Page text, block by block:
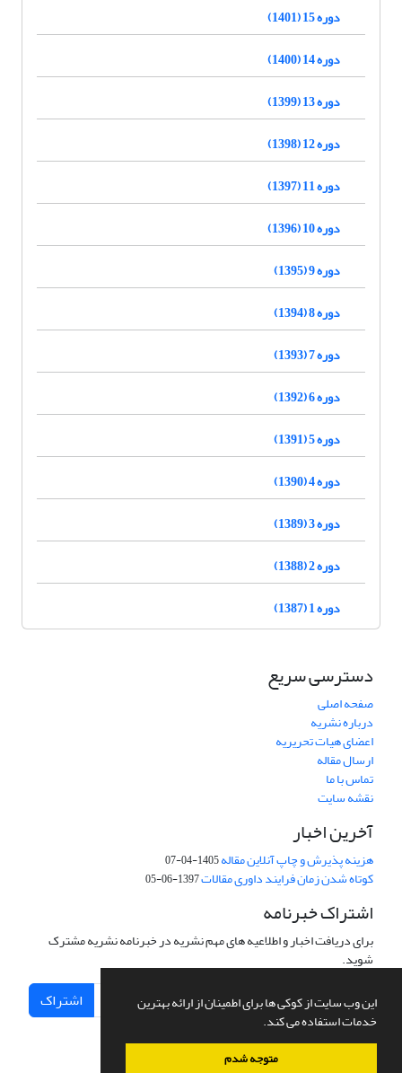
این وب سایت از کوکی ها برای اطمینان از ارائه بهترین
خدمات استفاده می کند.
متوجه شدم
دوره 15 (1401)
دوره 14 (1400)
دوره 13 (1399)
دوره 12 (1398)
دوره 11 (1397)
دوره 10 (1396)
دوره 9 (1395)
دوره 8 (1394)
دوره 7 (1393)
دوره 6 (1392)
دوره 5 (1391)
دوره 4 (1390)
دوره 3 (1389)
دوره 2 (1388)
دوره 1 (1387)
دسترسی سریع
صفحه اصلی
درباره نشریه
اعضای هیات تحریریه
ارسال مقاله
تماس با ما
نقشه سایت
آخرین اخبار
هزینه پذیرش و چاپ آنلاین مقاله1405-04-07
کوتاه شدن زمان فرایند داوری مقالات1397-06-05
اشتراک خبرنامه
برای دریافت اخبار و اطلاعیه های مهم نشریه در خبرنامه نشریه مشترک
شوید.
اشتراک